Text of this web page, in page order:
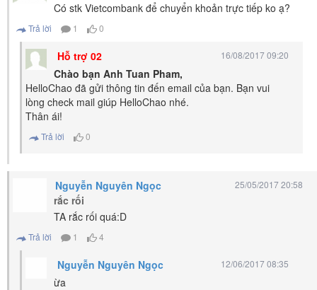
Có stk Vietcombank để chuyển khoản trực tiếp ko ạ?
Trả lời 1 0
Hỗ trợ 02 16/08/2017 09:20
Chào bạn Anh Tuan Pham,
HelloChao đã gửi thông tin đến email của bạn. Bạn vui
lòng check mail giúp HelloChao nhé.
Thân ái!
Trả lời 0
Nguyễn Nguyên Ngọc 25/05/2017 20:58
rắc rối
TA rắc rối quá:D
Trả lời 1 4
Nguyễn Nguyên Ngọc 12/06/2017 08:35
ừa